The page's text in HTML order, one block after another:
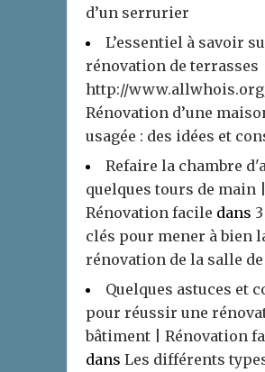
d’un serrurier
L’essentiel à savoir
rénovation de terrasses
http://
Rénovation d’une
usagée : des idées et
Refaire la chambre
quelques tours de main |
Rénovation facile dans
clés pour mener à bien
rénovation de la salle
Quelques astuces et
pour réussir une
bâtiment | Rénovation
dans Les différents